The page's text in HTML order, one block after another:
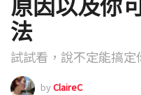
法
試試看，說不定能搞定
byClaireC